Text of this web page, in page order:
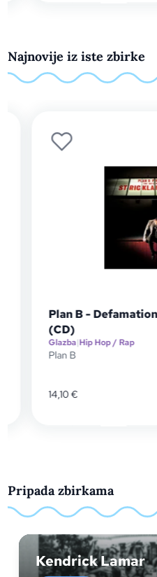
Najnovije iz iste zbirke
Ltd
CD
Glazba
Pripada zbirkama
Kendrick Lamar